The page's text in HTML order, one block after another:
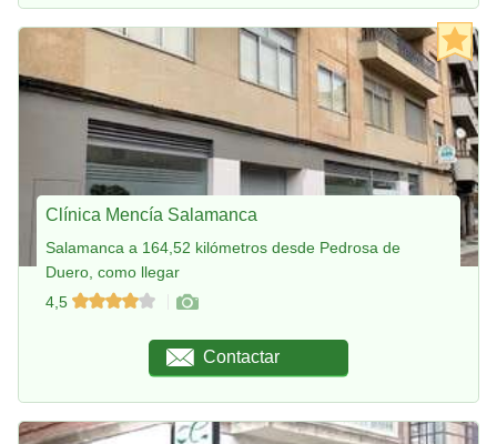
Clínica Mencía Salamanca
Salamanca a 164,52 kilómetros desde Pedrosa de
Duero, como llegar
4,5
Contactar